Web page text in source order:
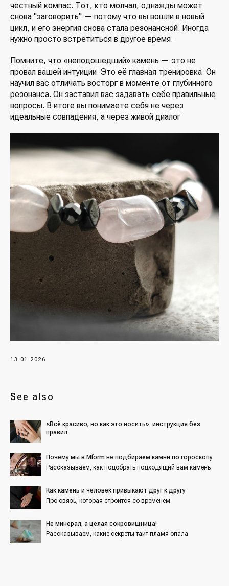
честный компас. Тот, кто молчал, однажды может
снова "заговорить" — потому что вы вошли в новый
цикл, и его энергия снова стала резонансной. Иногда
нужно просто встретиться в другое время.
Помните, что «неподошедший» камень — это не
провал вашей интуиции. Это её главная тренировка. Он
научил вас отличать восторг в моменте от глубинного
резонанса. Он заставил вас задавать себе правильные
вопросы. В итоге вы понимаете себя не через
идеальные совпадения, а через живой диалог
13.01.2026
See also
«Всё красиво, но как это носить»: инструкция без
правил
Почему мы в Mform не подбираем камни по гороскопу
Рассказываем, как подобрать подходящий вам камень
Как камень и человек привыкают друг к другу
Про связь, которая строится со временем
Не минерал, а целая сокровищница!
Рассказываем, какие секреты таит пламя опала